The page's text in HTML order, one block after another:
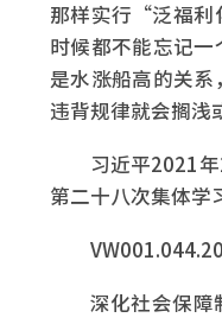
那样实行“泛福利
时候都不能忘记
是水涨船高的关系
违背规律就会搁浅
习近平2021
第二十八次集体学
深化社会保障